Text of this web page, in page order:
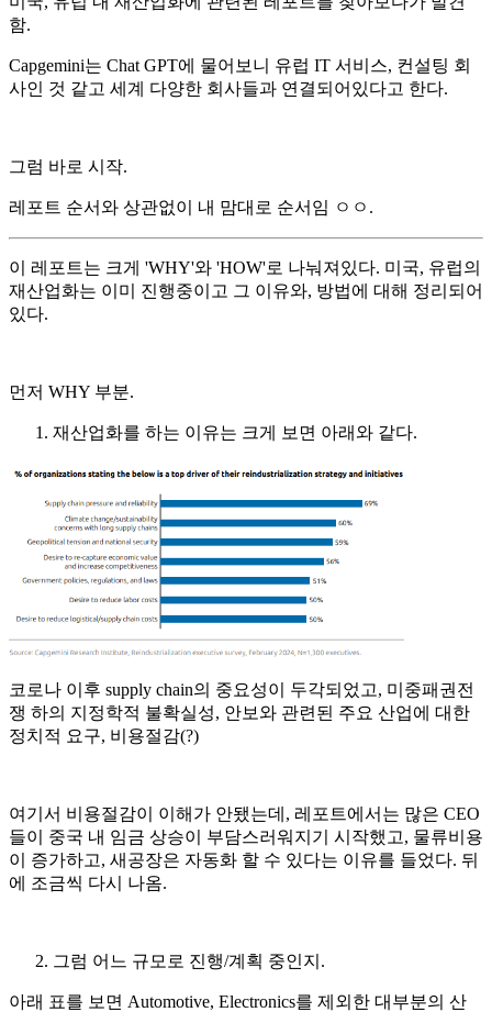
함.
Capgemini는 Chat GPT에 물어보니 유럽 IT 서비스, 컨설팅 회
사인 것 같고 세계 다양한 회사들과 연결되어있다고 한다.
그럼 바로 시작.
레포트 순서와 상관없이 내 맘대로 순서임 ㅇㅇ.
이 레포트는 크게 'WHY'와 'HOW'로 나눠져있다. 미국, 유럽의
재산업화는 이미 진행중이고 그 이유와, 방법에 대해 정리되어
있다.
먼저 WHY 부분.
재산업화를 하는 이유는 크게 보면 아래와 같다.
코로나 이후 supply chain의 중요성이 두각되었고, 미중패권전
쟁 하의 지정학적 불확실성, 안보와 관련된 주요 산업에 대한
정치적 요구, 비용절감(?)
여기서 비용절감이 이해가 안됐는데, 레포트에서는 많은 CEO
들이 중국 내 임금 상승이 부담스러워지기 시작했고, 물류비용
이 증가하고, 새공장은 자동화 할 수 있다는 이유를 들었다. 뒤
에 조금씩 다시 나옴.
그럼 어느 규모로 진행/계획 중인지.
아래 표를 보면 Automotive, Electronics를 제외한 대부분의 산